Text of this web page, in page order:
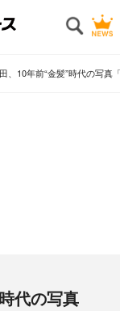
、10年前“金髪”時代の写
代の写真